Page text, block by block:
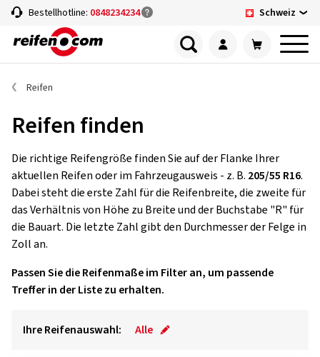
Bestellhotline: 0848234234 Schweiz
Reifen
Reifen finden
Die richtige Reifengröße finden Sie auf der Flanke Ihrer
aktuellen Reifen oder im Fahrzeugausweis - z. B. 205/55 R16.
Dabei steht die erste Zahl für die Reifenbreite, die zweite für
das Verhältnis von Höhe zu Breite und der Buchstabe "R" für
die Bauart. Die letzte Zahl gibt den Durchmesser der Felge in
Zoll an.
Passen Sie die Reifenmaße im Filter an, um passende
Treffer in der Liste zu erhalten.
Ihre Reifenauswahl: Alle